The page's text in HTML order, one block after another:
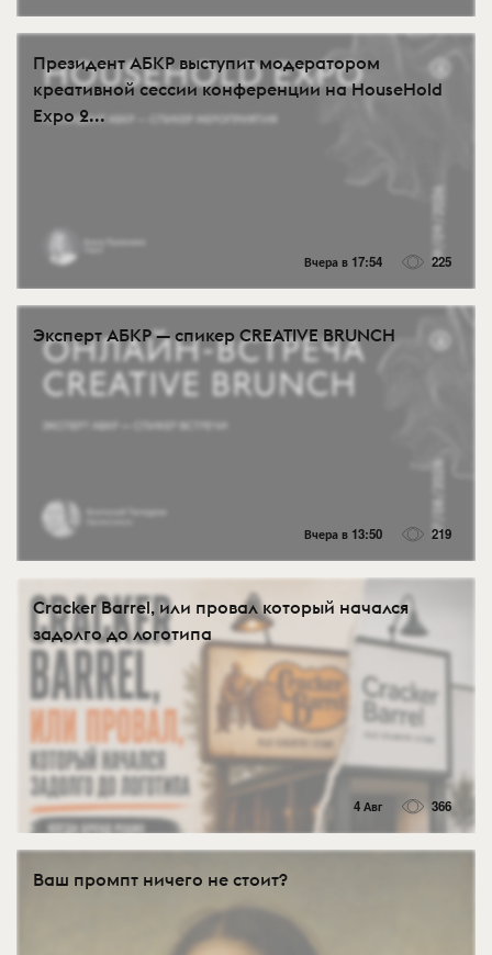
Президент АБКР выступит модератором
креативной сессии конференции на HouseHold
Expo 2...
Вчера в 17:54 225
Эксперт АБКР — спикер CREATIVE BRUNCH
Вчера в 13:50 219
Cracker Barrel, или провал который начался
задолго до логотипа
4 Авг 366
Ваш промпт ничего не стоит?